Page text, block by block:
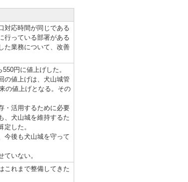
対応時間が同じである
行っている部署がある
た業務について、改善
円に値上げした。
の値上げは、犬山城管
の値上げとなる。その
・活用するために必要
、犬山城を維持するた
した。
今後も犬山城を守って
いない。
これまで整備してきた